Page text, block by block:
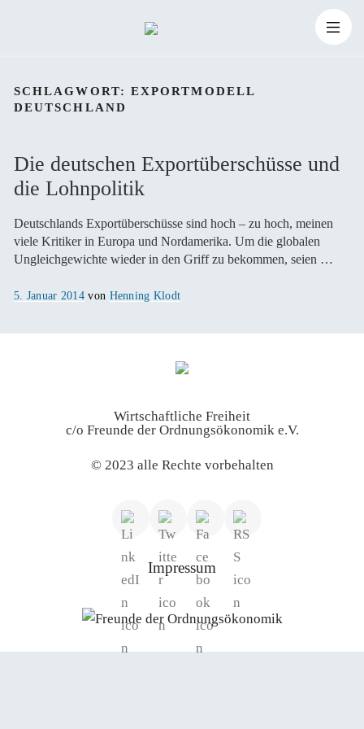
Inhalt
springen
nach:
SCHLAGWORT: EXPORTMODELL
DEUTSCHLAND
Die deutschen Exportüberschüsse und
die Lohnpolitik
Deutschlands Exportüberschüsse sind hoch – zu hoch, meinen
viele Kritiker in Europa und Nordamerika. Um die globalen
Ungleichgewichte wieder in den Griff zu bekommen, seien …
Veröffentlicht
5. Januar 2014 von Henning Klodt
Wirtschaftliche Freiheit
c/o Freunde der Ordnungsökonomik e.V.
© 2023 alle Rechte vorbehalten
Impressum